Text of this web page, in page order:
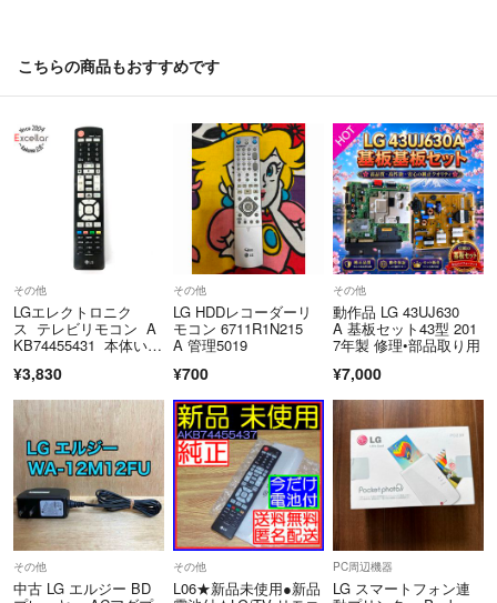
こちらの商品もおすすめです
その他
LGエレクトロニク
ス テレビリモコン A
KB74455431 本体いた
¥3,830
その他
LG HDDレコーダーリ
モコン 6711R1N215
A 管理5019
¥700
その他
動作品 LG 43UJ630
A 基板セット43型 201
7年製 修理•部品取り用
¥7,000
その他
中古 LG エルジー BD
その他
L06★新品未使用●新品
PC周辺機器
LG スマートフォン連